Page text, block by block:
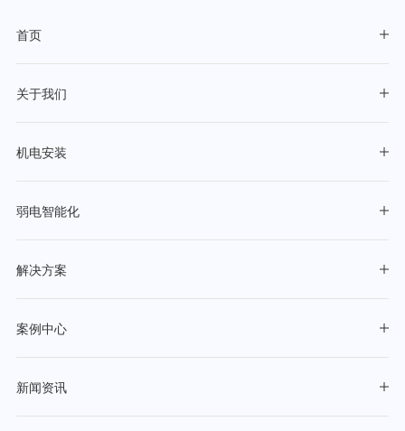
首页
关于我们
机电安装
弱电智能化
解决方案
案例中心
新闻资讯